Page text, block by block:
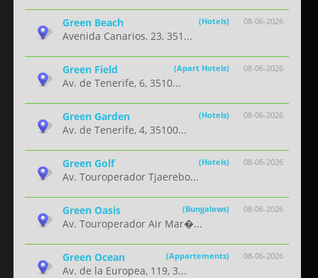
08-06-2026
Green Beach (Hotels)
Avenida Canarios, 23, 351...
08-06-2026
Green Field (Apart Hotels)
Av. de Tenerife, 6, 3510...
08-06-2026
Green Garden (Hotels)
Av. de Tenerife, 4, 35100...
08-06-2026
Green Golf (Hotels)
Av. Touroperador Tjaerebo...
08-06-2026
Green Oasis (Bungalows)
Av. Touroperador Air Mar�...
08-06-2026
Green Ocean (Appartements)
Av. de la Europea, 119, 3...